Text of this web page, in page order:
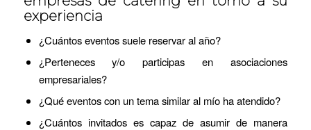
experiencia
¿Cuántos eventos suele reservar al año?
¿Perteneces y/o participas en asociaciones
empresariales?
¿Qué eventos con un tema similar al mío ha atendido?
¿Cuántos invitados es capaz de asumir de manera